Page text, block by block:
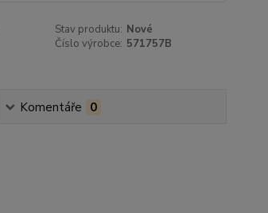
Stav produktu: Nové
Číslo výrobce: 571757B
Komentáře 0